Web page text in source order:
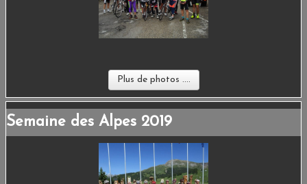
Plus de photos ....
Semaine des Alpes 2019